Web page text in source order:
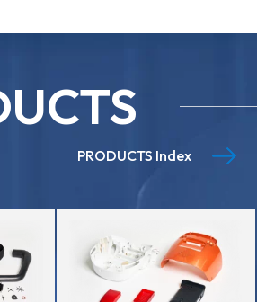
PRODUCTS Index